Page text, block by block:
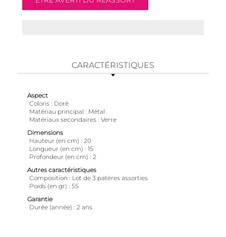
CARACTÉRISTIQUES
Aspect
Coloris
Doré
Matériau principal
Métal
Matériaux secondaires Verre
Dimensions
Hauteur (en cm)
20
Longueur (en cm)
15
Profondeur (en cm)
2
Autres caractéristiques
Composition
Lot de 3 patères assorties
Poids (en gr)
55
Garantie
Durée (année)
2 ans